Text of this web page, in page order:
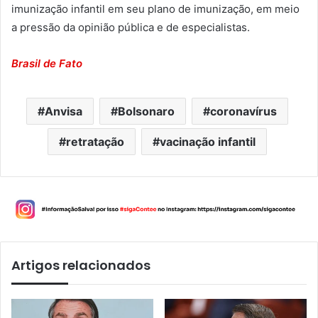
imunização infantil em seu plano de imunização, em meio
a pressão da opinião pública e de especialistas.
Brasil de Fato
Anvisa Bolsonaro coronavírus
retratação vacinação infantil
Artigos relacionados